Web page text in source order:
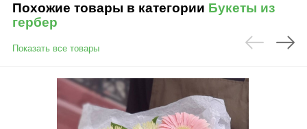
Похожие товары в категории Букеты из
гербер
Показать все товары